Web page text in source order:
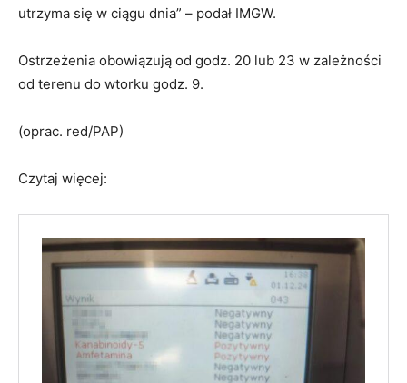
utrzyma się w ciągu dnia” – podał IMGW.
Ostrzeżenia obowiązują od godz. 20 lub 23 w zależności
od terenu do wtorku godz. 9.
(oprac. red/PAP)
Czytaj więcej: